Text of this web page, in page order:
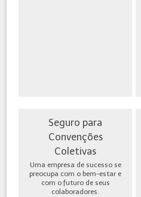
Seguro para
Convenções
Coletivas
Uma empresa de sucesso se
preocupa com o bem-estar e
com o futuro de seus
colaboradores.